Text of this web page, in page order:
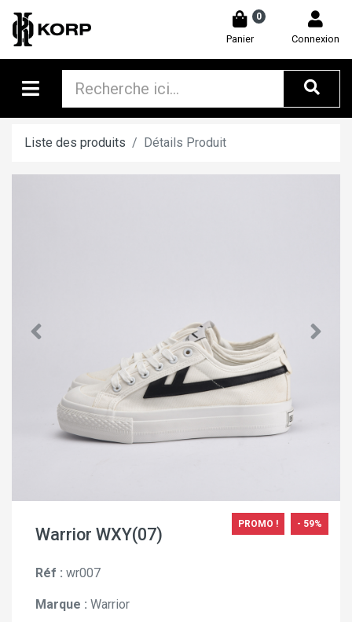
0
Panier Connexion
Liste des produits Détails Produit
Warrior WXY(07)
Réf : wr007
Marque : Warrior
PROMO ! - 59%